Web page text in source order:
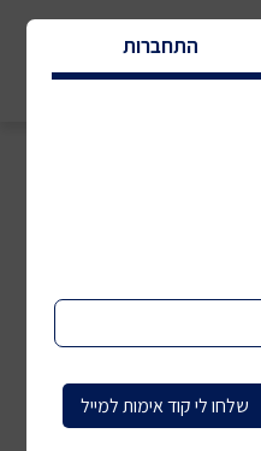
התחברות
שלחו לי קוד אימות למייל
מיון לפי: